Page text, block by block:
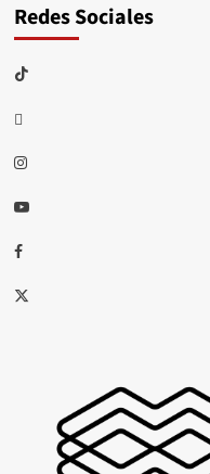
Redes Sociales
TikTok
threads
Instagram
Youtube
Facebook
X